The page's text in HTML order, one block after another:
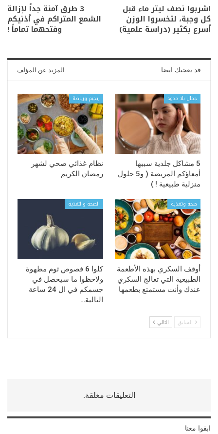
اشربوا نصف ليتر ماء قبل
كل وجبة، لتخسروا الوزن
أسرع بكثير (دراسة علمية)
3 طرق آمنة جداً لإزالة
الشمع المتراكم في أذنيكم
وفتحهما تماماً !
قد يعجبك ايضا المزيد عن المؤلف
جمال بلا حدود
5 مشاكل جلدية سببها
أمعاؤكم المريضة ( و5 حلول
منزلية طبيعية ! )
ريجيم ورياضة
نظام غذائي صحي لشهر
رمضان الكريم
صحة وتغذية
أوقف السكري بهذه الأطعمة
الطبيعية التي تعالج السكري
عندك وأنت مستمتع بطعمها
الصحة والتغذية
كلوا 6 فصوص ثوم مطهوة
ولاحظوا ما سيحصل في
جسمكم في ال 24 ساعة
التالية…
السابق التالي
التعليقات مغلقة.
ابقوا معنا